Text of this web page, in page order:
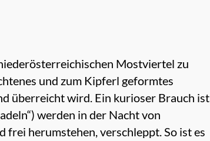
Mostviertel zu
und zum Kipferl geformtes
überreicht wird. Ein kurioser Brauch ist
werden in der Nacht von
frei herumstehen, verschleppt. So ist es